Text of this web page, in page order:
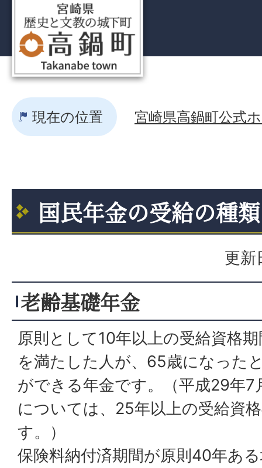
現在の位置 宮崎県高鍋町公式
国民年金の受給の種類
更新
老齢基礎年金
原則として10年以上の受給資格
を満たした人が、65歳になった
ができる年金です。（平成29年7
については、25年以上の受給資
す。）
保険料納付済期間が原則40年あ